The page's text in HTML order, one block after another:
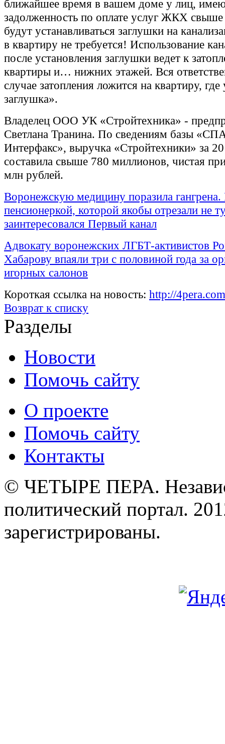
ближайшее время в вашем доме у лиц,
задолженность по оплате услуг ЖКХ
будут устанавливаться заглушки на
в квартиру не требуется! Использование
после установления заглушки ведет к
квартиры и… нижних этажей. Вся
случае затопления ложится на квартиру, где
заглушка».
Владелец ООО УК «Стройтехника» -
Светлана Транина. По сведениям базы
Интерфакс», выручка «Стройтехники» за
составила свыше 780 миллионов, чистая
млн рублей.
Воронежскую медицину поразила
пенсионеркой, которой якобы отрезали не
заинтересовался Первый канал
Адвокату воронежских ЛГБТ-активистов
Хабарову впаяли три с половиной года за
игорных салонов
Короткая ссылка на новость: http://
Возврат к списку
Разделы
Новости
Помочь сайту
О проекте
Помочь сайту
Контакты
© ЧЕТЫРЕ ПЕРА.
политический портал.
зарегистрированы.